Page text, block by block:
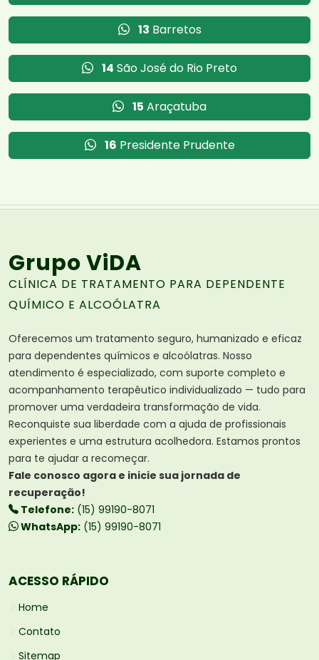
13 Barretos
14 São José do Rio Preto
15 Araçatuba
16 Presidente Prudente
Grupo ViDA
CLÍNICA DE TRATAMENTO PARA DEPENDENTE
QUÍMICO E ALCOÓLATRA
Oferecemos um tratamento seguro, humanizado e eficaz
para dependentes químicos e alcoólatras. Nosso
atendimento é especializado, com suporte completo e
acompanhamento terapêutico individualizado — tudo para
promover uma verdadeira transformação de vida.
Reconquiste sua liberdade com a ajuda de profissionais
experientes e uma estrutura acolhedora. Estamos prontos
para te ajudar a recomeçar.
Fale conosco agora e inicie sua jornada de
recuperação!
Telefone: (15) 99190-8071
WhatsApp: (15) 99190-8071
ACESSO RÁPIDO
Home
Contato
Sitemap